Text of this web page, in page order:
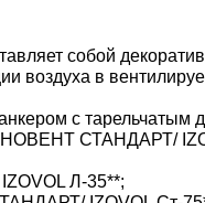
собой
воздуха в
с тарельчатым
СТАНДАРТ/
Л-35**;